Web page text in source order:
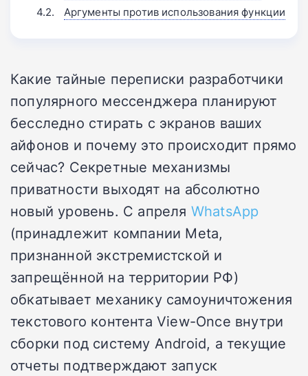
Аргументы против использования функции
Какие тайные переписки разработчики
популярного мессенджера планируют
бесследно стирать с экранов ваших
айфонов и почему это происходит прямо
сейчас? Секретные механизмы
приватности выходят на абсолютно
новый уровень. С апреля WhatsApp
(принадлежит компании Meta,
признанной экстремистской и
запрещённой на территории РФ)
обкатывает механику самоуничтожения
текстового контента View-Once внутри
сборки под систему Android, а текущие
отчеты подтверждают запуск